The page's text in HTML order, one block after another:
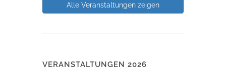
Alle Veranstaltungen zeigen
VERANSTALTUNGEN 2026